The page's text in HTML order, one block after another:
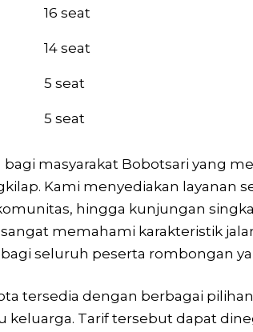
16 seat
14 seat
5 seat
5 seat
masyarakat Bobotsari yang
Kami menyediakan layanan
hingga kunjungan
memahami karakteristik
seluruh peserta rombongan
tersedia dengan berbagai
Tarif tersebut dapat